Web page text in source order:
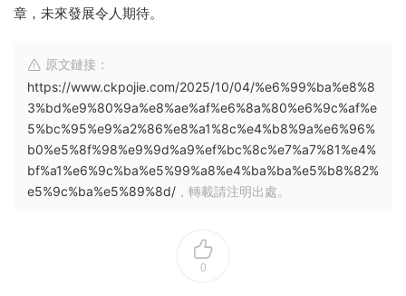
章，未來發展令人期待。
原文鏈接：
https://www.ckpojie.com/2025/10/04/%e6%99%ba%e8%8
3%bd%e9%80%9a%e8%ae%af%e6%8a%80%e6%9c%af%e
5%bc%95%e9%a2%86%e8%a1%8c%e4%b8%9a%e6%96%
b0%e5%8f%98%e9%9d%a9%ef%bc%8c%e7%a7%81%e4%
bf%a1%e6%9c%ba%e5%99%a8%e4%ba%ba%e5%b8%82%
e5%9c%ba%e5%89%8d/ ，轉載請注明出處。
0